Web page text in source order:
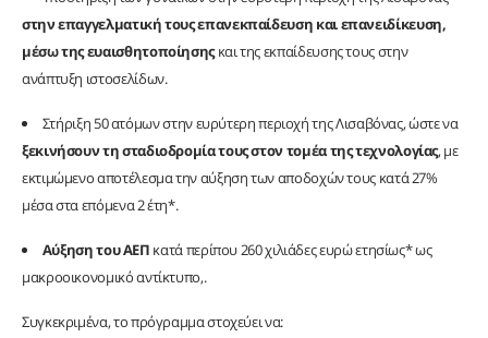
στην επαγγελματική τους επανεκπαίδευση και επανειδίκευση,
μέσω της ευαισθητοποίησηςκαι της εκπαίδευσης τους στην
ανάπτυξη ιστοσελίδων.
Στήριξη 50 ατόμων στην ευρύτερη περιοχή της Λισαβόνας, ώστε να
ξεκινήσουν τη σταδιοδρομία τους στον τομέα της τεχνολογίας, με
εκτιμώμενο αποτέλεσμα την αύξηση των αποδοχών τους κατά 27%
μέσα στα επόμενα 2 έτη*.
Αύξηση του ΑΕΠ κατά περίπου 260 χιλιάδες ευρώ ετησίως* ως
μακροοικονομικό αντίκτυπο,.
Συγκεκριμένα, το πρόγραμμα στοχεύει να: